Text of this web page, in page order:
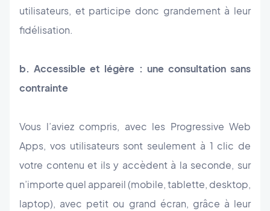
utilisateurs, et participe donc grandement à leur
fidélisation.
b. Accessible et légère : une consultation sans
contrainte
Vous l’aviez compris, avec les Progressive Web
Apps, vos utilisateurs sont seulement à 1 clic de
votre contenu et ils y accèdent à la seconde, sur
n’importe quel appareil (mobile, tablette, desktop,
laptop), avec petit ou grand écran, grâce à leur